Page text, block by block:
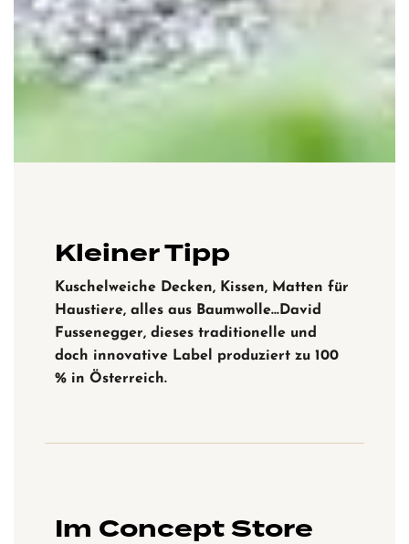
Kleiner Tipp
Kuschelweiche Decken, Kissen, Matten für
Haustiere, alles aus Baumwolle…David
Fussenegger, dieses traditionelle und
doch innovative Label produziert zu 100
% in Österreich.
Im Concept Store